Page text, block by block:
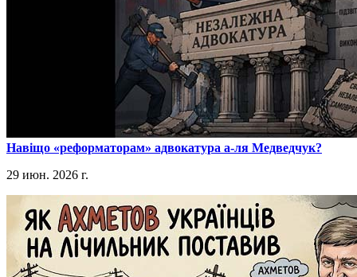
​Навіщо «реформаторам» адвокатура а-ля Медведчук?
29 июн. 2026 г.